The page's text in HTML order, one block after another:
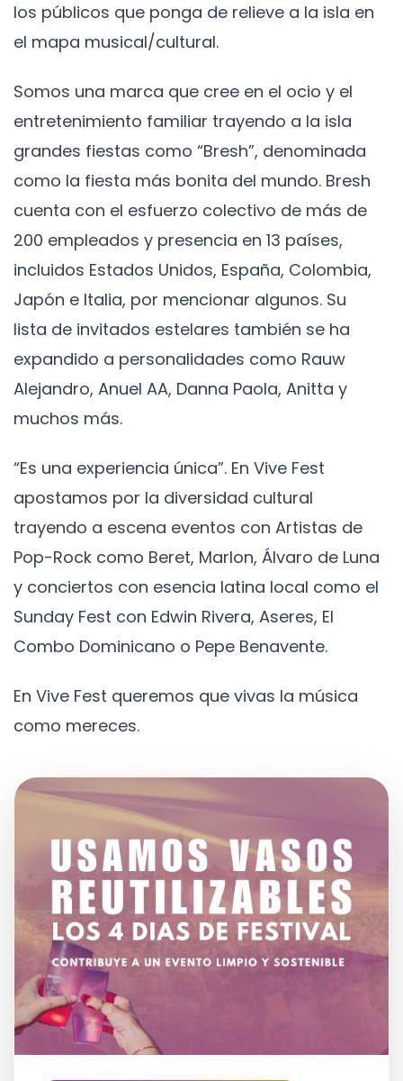
los públicos que ponga de relieve a la isla en
el mapa musical/cultural.
Somos una marca que cree en el ocio y el
entretenimiento familiar trayendo a la isla
grandes fiestas como “Bresh”, denominada
como la fiesta más bonita del mundo. Bresh
cuenta con el esfuerzo colectivo de más de
200 empleados y presencia en 13 países,
incluidos Estados Unidos, España, Colombia,
Japón e Italia, por mencionar algunos. Su
lista de invitados estelares también se ha
expandido a personalidades como Rauw
Alejandro, Anuel AA, Danna Paola, Anitta y
muchos más.
“Es una experiencia única”. En Vive Fest
apostamos por la diversidad cultural
trayendo a escena eventos con Artistas de
Pop-Rock como Beret, Marlon, Álvaro de Luna
y conciertos con esencia latina local como el
Sunday Fest con Edwin Rivera, Aseres, El
Combo Dominicano o Pepe Benavente.
En Vive Fest queremos que vivas la música
como mereces.